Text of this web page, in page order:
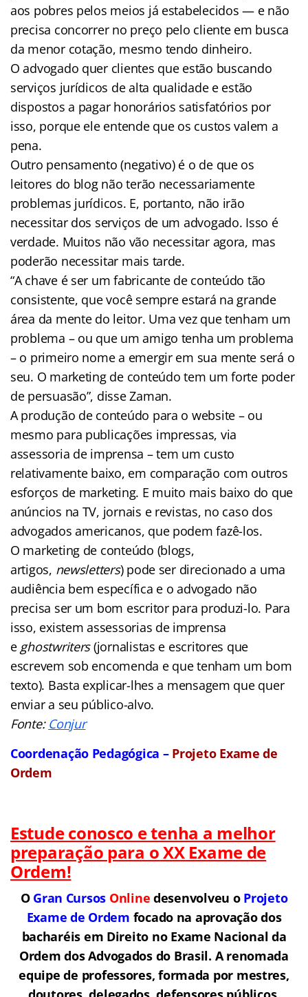
aos pobres pelos meios já estabelecidos — e não
precisa concorrer no preço pelo cliente em busca
da menor cotação, mesmo tendo dinheiro.
O advogado quer clientes que estão buscando
serviços jurídicos de alta qualidade e estão
dispostos a pagar honorários satisfatórios por
isso, porque ele entende que os custos valem a
pena.
Outro pensamento (negativo) é o de que os
leitores do blog não terão necessariamente
problemas jurídicos. E, portanto, não irão
necessitar dos serviços de um advogado. Isso é
verdade. Muitos não vão necessitar agora, mas
poderão necessitar mais tarde.
“A chave é ser um fabricante de conteúdo tão
consistente, que você sempre estará na grande
área da mente do leitor. Uma vez que tenham um
problema – ou que um amigo tenha um problema
– o primeiro nome a emergir em sua mente será o
seu. O marketing de conteúdo tem um forte poder
de persuasão”, disse Zaman.
A produção de conteúdo para o website – ou
mesmo para publicações impressas, via
assessoria de imprensa – tem um custo
relativamente baixo, em comparação com outros
esforços de marketing. E muito mais baixo do que
anúncios na TV, jornais e revistas, no caso dos
advogados americanos, que podem fazê-los.
O marketing de conteúdo (blogs,
artigos, newsletters) pode ser direcionado a uma
audiência bem específica e o advogado não
precisa ser um bom escritor para produzi-lo. Para
isso, existem assessorias de imprensa
e ghostwriters(jornalistas e escritores que
escrevem sob encomenda e que tenham um bom
texto). Basta explicar-lhes a mensagem que quer
enviar a seu público-alvo.
Fonte: Conjur
Coordenação Pedagógica – Projeto Exame de
Ordem
Estude conosco e tenha a melhor
preparação para o XX Exame de
Ordem!
O Gran Cursos Online desenvolveu o Projeto
Exame de Ordem focado na aprovação dos
bacharéis em Direito no Exame Nacional da
Ordem dos Advogados do Brasil. A renomada
equipe de professores, formada por mestres,